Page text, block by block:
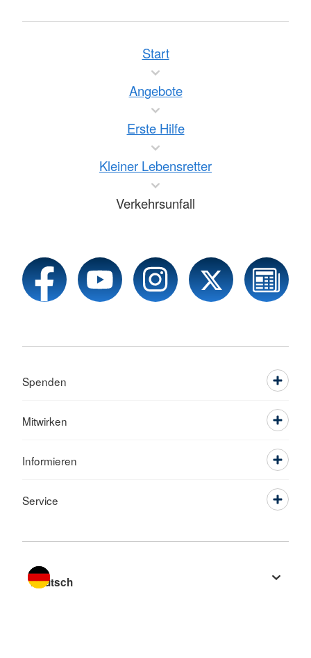
Start
Angebote
Erste Hilfe
Kleiner Lebensretter
Verkehrsunfall
Spenden
Mitwirken
Informieren
Service
Sprache wechseln zu